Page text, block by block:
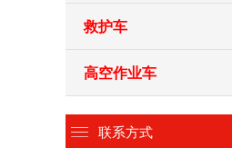
救护车
高空作业车
联系方式